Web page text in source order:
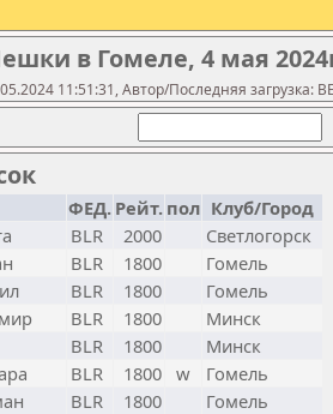
в Гомеле, 4 мая
11:51:31, Автор/Последняя загрузка:
ФЕД. Рейт. пол Клуб/Город
BLR 2000
Светлогорск
BLR 1800
Гомель
BLR 1800
Гомель
BLR 1800
Минск
BLR 1800
Минск
BLR 1800 w
Гомель
BLR 1800
Гомель